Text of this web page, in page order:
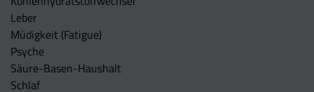
Leber
Müdigkeit (Fatigue)
Psyche
Säure-Basen-Haushalt
Schlaf